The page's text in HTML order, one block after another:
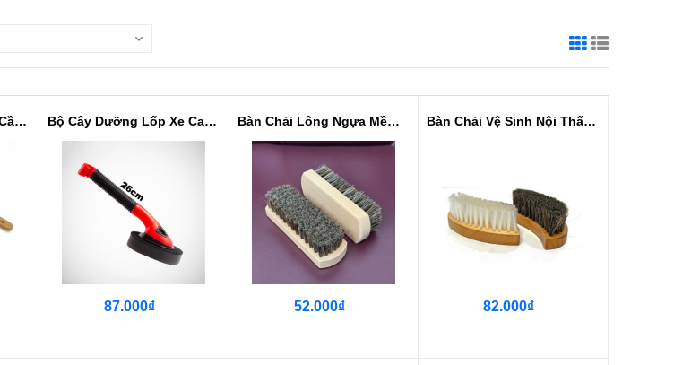
Bàn Chải Đa Năng Tay Cầm Gỗ NK Bộ Cây Dưỡng Lốp Xe Cao Cấp - Th...
87.000₫
Bàn Chải Lông Ngựa Mềm 13 CM Vệ ...
52.000₫
Bàn Chải Vệ Sinh Nội Thất Cán Gỗ...
82.000₫